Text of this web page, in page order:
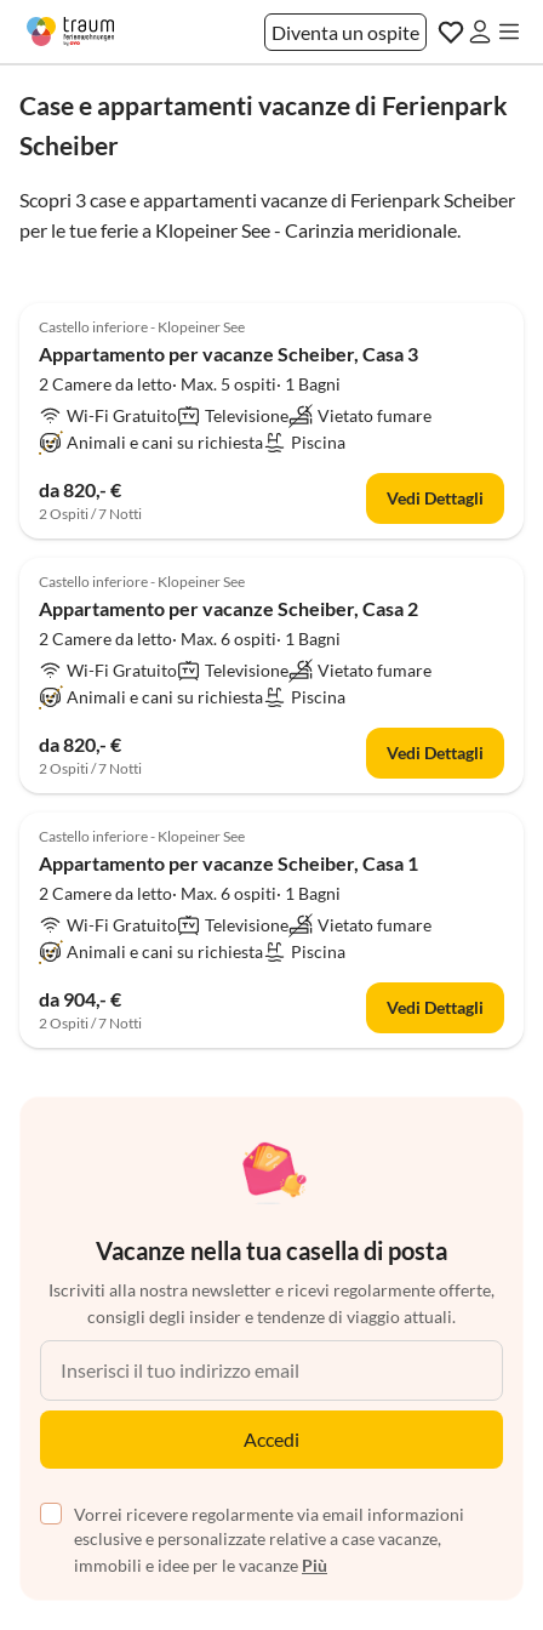
Diventa un ospite
Case e appartamenti vacanze di Ferienpark
Scheiber
Scopri 3 case e appartamenti vacanze di Ferienpark Scheiber
per le tue ferie a Klopeiner See - Carinzia meridionale.
Castello inferiore - Klopeiner See
Appartamento per vacanze Scheiber, Casa 3
2 Camere da letto· Max. 5 ospiti· 1 Bagni
Wi-Fi Gratuito
Televisione
Vietato fumare
Animali e cani su richiesta
Piscina
da 820,- €
2 Ospiti / 7 Notti
Vedi Dettagli
Castello inferiore - Klopeiner See
Appartamento per vacanze Scheiber, Casa 2
2 Camere da letto· Max. 6 ospiti· 1 Bagni
Wi-Fi Gratuito
Televisione
Vietato fumare
Animali e cani su richiesta
Piscina
da 820,- €
2 Ospiti / 7 Notti
Vedi Dettagli
Castello inferiore - Klopeiner See
Appartamento per vacanze Scheiber, Casa 1
2 Camere da letto· Max. 6 ospiti· 1 Bagni
Wi-Fi Gratuito
Televisione
Vietato fumare
Animali e cani su richiesta
Piscina
da 904,- €
2 Ospiti / 7 Notti
Vedi Dettagli
Vacanze nella tua casella di posta
Iscriviti alla nostra newsletter e ricevi regolarmente offerte,
consigli degli insider e tendenze di viaggio attuali.
Accedi
Vorrei ricevere regolarmente via email informazioni
esclusive e personalizzate relative a case vacanze,
immobili e idee per le vacanze Più